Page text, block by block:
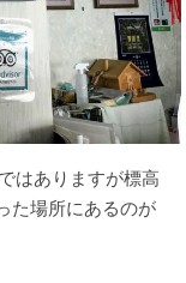
はありますが標高
た場所にあるのが